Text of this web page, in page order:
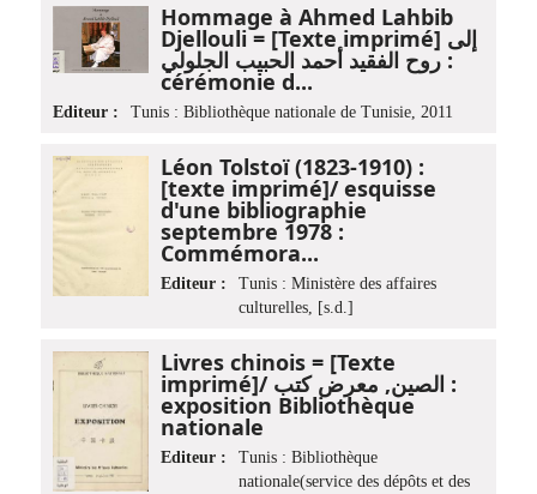
Hommage à Ahmed Lahbib
Djellouli = [Texte imprimé] إلى
روح الفقيد أحمد الحبيب الجلولي :
cérémonie d...
Editeur : Tunis : Bibliothèque nationale de Tunisie, 2011
Léon Tolstoï (1823-1910) :
[texte imprimé]/ esquisse
d'une bibliographie
septembre 1978 :
Commémora...
Editeur :
Tunis : Ministère des affaires
culturelles, [s.d.]
Livres chinois = [Texte
imprimé]/ الصين, معرض كتب :
exposition Bibliothèque
nationale
Editeur :
Tunis : Bibliothèque
nationale(service des dépôts et des